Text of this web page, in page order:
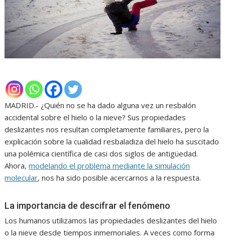
MADRID.- ¿Quién no se ha dado alguna vez un resbalón
accidental sobre el hielo o la nieve? Sus propiedades
deslizantes nos resultan completamente familiares, pero la
explicación sobre la cualidad resbaladiza del hielo ha suscitado
una polémica científica de casi dos siglos de antigüedad.
Ahora,modelando el problema mediante la simulación
molecular, nos ha sido posible acercarnos a la respuesta.
La importancia de descifrar el fenómeno
Los humanos utilizamos las propiedades deslizantes del hielo
o la nieve desde tiempos inmemoriales. A veces como forma